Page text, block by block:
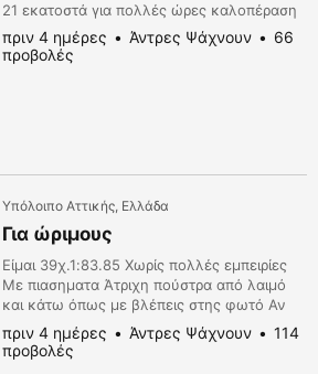
21 εκατοστά για πολλές ώρες καλοπέραση
πριν 4 ημέρες Άντρες Ψάχνουν
66
προβολές
Υπόλοιπο Αττικής, Ελλάδα
Για ώριμους
Είμαι 39χ.1:83.85 Χωρίς πολλές εμπειρίες
Με πιασηματα Άτριχη πούστρα από λαιμό
και κάτω όπως με βλέπεις στης φωτό Αν
είσαι άγριος από 50 και πάνω και θες να
γαμάς στο πάρκο Τρίτση στείλε μνμ όχι
κλήσεις να κανονίσουμε 6984501200
πριν 4 ημέρες Άντρες Ψάχνουν
114
προβολές